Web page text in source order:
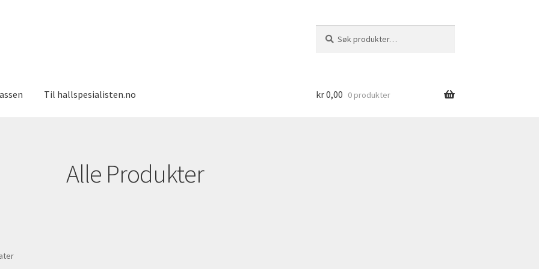
etter:
Til hallspesialisten.no kr0,00 0 produkter
Alle Produkter
Sortert